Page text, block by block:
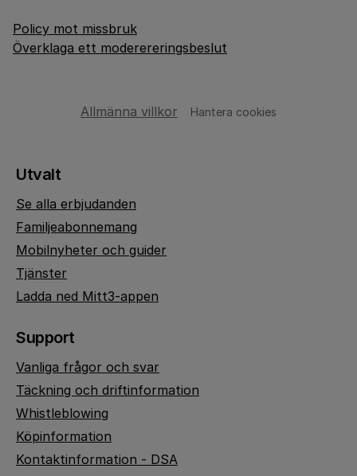
Policy mot missbruk
Överklaga ett moderereringsbeslut
Allmänna villkor Hantera cookies
Utvalt
Se alla erbjudanden
Familjeabonnemang
Mobilnyheter och guider
Tjänster
Ladda ned Mitt3-appen
Support
Vanliga frågor och svar
Täckning och driftinformation
Whistleblowing
Köpinformation
Kontaktinformation - DSA